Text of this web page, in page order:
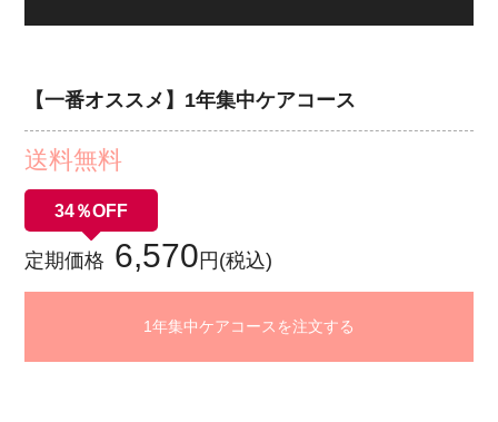
【一番オススメ】1年集中ケアコース
送料無料
34％OFF
定期価格 6,570 円(税込)
1年集中ケアコースを注文する